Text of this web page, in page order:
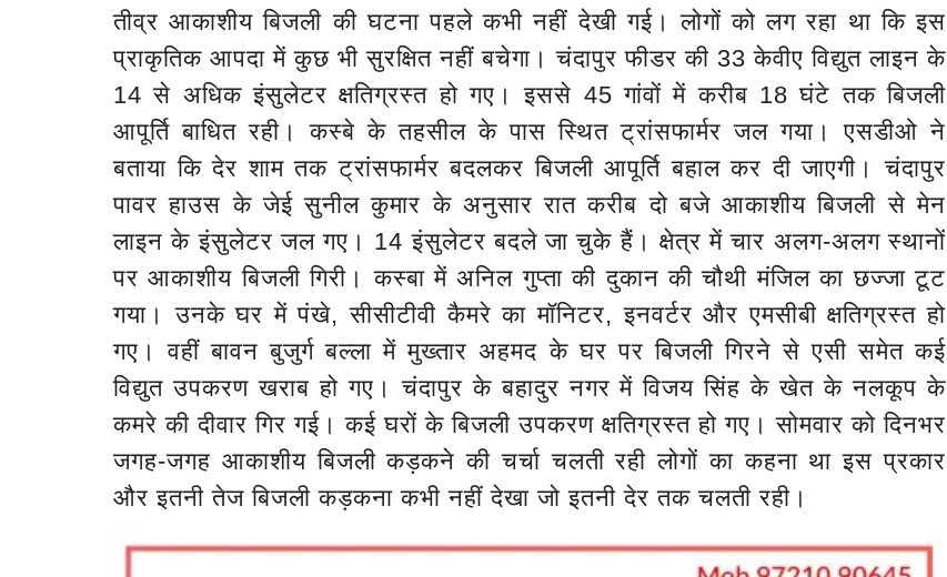
तीव्र आकाशीय बिजली की घटना पहले कभी नहीं देखी गई। लोगों को लग रहा था कि इस
प्राकृतिक आपदा में कुछ भी सुरक्षित नहीं बचेगा। चंदापुर फीडर की 33 केवीए विद्युत लाइन के
14 से अधिक इंसुलेटर क्षतिग्रस्त हो गए। इससे 45 गांवों में करीब 18 घंटे तक बिजली
आपूर्ति बाधित रही। कस्बे के तहसील के पास स्थित ट्रांसफार्मर जल गया। एसडीओ ने
बताया कि देर शाम तक ट्रांसफार्मर बदलकर बिजली आपूर्ति बहाल कर दी जाएगी। चंदापुर
पावर हाउस के जेई सुनील कुमार के अनुसार रात करीब दो बजे आकाशीय बिजली से मेन
लाइन के इंसुलेटर जल गए। 14 इंसुलेटर बदले जा चुके हैं। क्षेत्र में चार अलग-अलग स्थानों
पर आकाशीय बिजली गिरी। कस्बा में अनिल गुप्ता की दुकान की चौथी मंजिल का छज्जा टूट
गया। उनके घर में पंखे, सीसीटीवी कैमरे का मॉनिटर, इनवर्टर और एमसीबी क्षतिग्रस्त हो
गए। वहीं बावन बुजुर्ग बल्ला में मुख्तार अहमद के घर पर बिजली गिरने से एसी समेत कई
विद्युत उपकरण खराब हो गए। चंदापुर के बहादुर नगर में विजय सिंह के खेत के नलकूप के
कमरे की दीवार गिर गई। कई घरों के बिजली उपकरण क्षतिग्रस्त हो गए। सोमवार को दिनभर
जगह-जगह आकाशीय बिजली कड़कने की चर्चा चलती रही लोगों का कहना था इस प्रकार
और इतनी तेज बिजली कड़कना कभी नहीं देखा जो इतनी देर तक चलती रही।